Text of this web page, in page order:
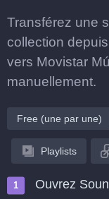
Transférez une
collection
vers Movistar
manuellement.
Free (une par une)
Playlists
Ouvrez